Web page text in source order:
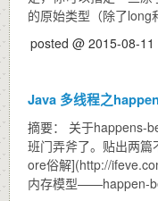
的原始类型（除了long
posted @ 2015-08-
Java 多线程之
摘要： 关于happens-
班门弄斧了。贴出两
ore俗解](http://
内存模型——happen-